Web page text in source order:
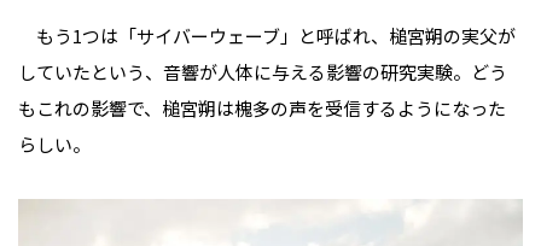
もう1つは「サイバーウェーブ」と呼ばれ、槌宮朔の実父が
していたという、音響が人体に与える影響の研究実験。どう
もこれの影響で、槌宮朔は槐多の声を受信するようになった
らしい。